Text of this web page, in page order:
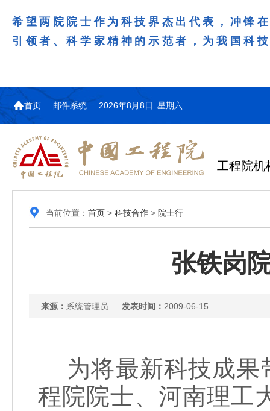
希望两院院士作为科技界杰出代表，冲锋
引领者、科学家精神的示范者，为我国科
首页 邮件系统 2026年8月8日 星期六
工程院机
当前位置： 首页> 科技合作> 院士行
张铁岗
来源： 系统管理员 发表时间： 2009-06-15
为将最新科技成果
程院院士、河南理工